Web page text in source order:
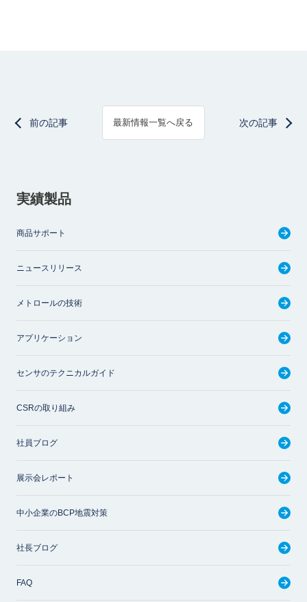
前の記事 最新情報一覧へ戻る 次の記事
実績製品
商品サポート
ニュースリリース
メトロールの技術
アプリケーション
センサのテクニカルガイド
CSRの取り組み
社員ブログ
展示会レポート
中小企業のBCP地震対策
社長ブログ
FAQ